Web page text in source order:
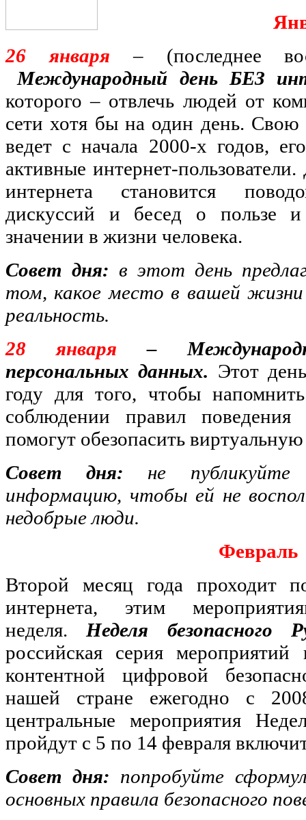
26 января– (последнее
Международный день БЕЗ
которого – отвлечь людей от
сети хотя бы на один день. Свою
ведет с начала 2000-х годов,
активные интернет-
интернета становится
дискуссий и бесед о пользе и
значении в жизни человека.
Совет дня: в этот день
том, какое место в вашей жизни
реальность.
28 января –
персональных данных. Этот
году для того, чтобы
соблюдении правил
помогут обезопасить
Совет дня:
не
информацию, чтобы ей не
недобрые люди.
Февраль
Второй месяц года проходит
интернета, этим
неделя.Неделя безопасного
российская серия
контентной цифровой
нашей стране ежегодно с
центральные мероприятия
пройдут с 5 по 14 февраля
Совет дня: попробуйте
основных правила безопасного